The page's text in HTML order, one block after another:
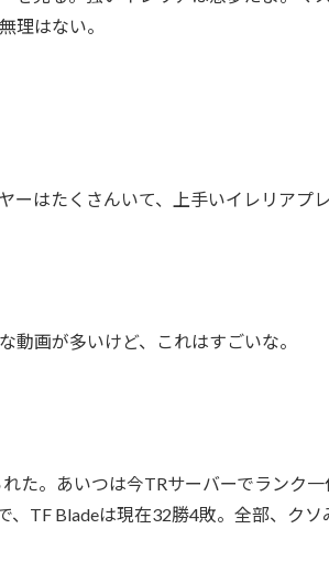
理はない。
はたくさんいて、上手いイレリアプ
動画が多いけど、これはすごいな。
た。あいつは今TRサーバーでランク
、TF Bladeは現在32勝4敗。全部、ク